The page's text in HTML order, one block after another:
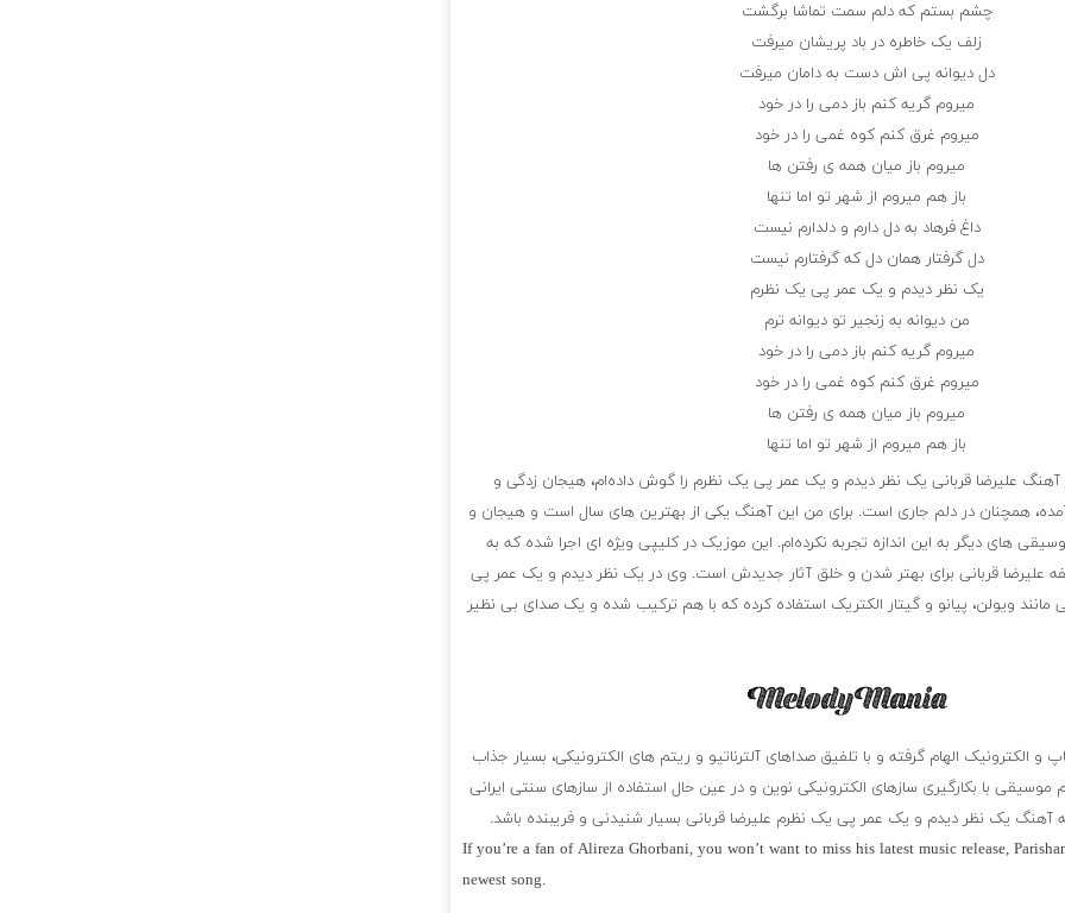
چشم بستم که دلم سمت تماشا برگشت
زلف یک خاطره در باد پریشان میرفت
دل دیوانه پی اش دست به دامان میرفت
میروم گریه کنم باز دمی را در خود
میروم غرق کنم کوه غمی را در خود
میروم باز میان همه ی رفتن ها
باز هم میروم از شهر تو اما تنها
داغ فرهاد به دل دارم و دلدارم نیست
دل گرفتار همان دل که گرفتارم نیست
یک نظر دیدم و یک عمر پی یک نظرم
من دیوانه به زنجیر تو دیوانه ترم
میروم گریه کنم باز دمی را در خود
میروم غرق کنم کوه غمی را در خود
میروم باز میان همه ی رفتن ها
باز هم میروم از شهر تو اما تنها
آهنگ علیرضا قربانی یک نظر دیدم و یک عمر پی یک نظرم را گوش داده‌ام، هیجان‌ زدگی و
همچنان در دلم جاری است. برای من این آهنگ یکی از بهترین های سال است و هیجان و
های دیگر به این اندازه تجربه نکرده‌ام. این موزیک در کلیپی ویژه ای اجرا شده که به
علیرضا قربانی برای بهتر شدن و خلق آثار جدیدش است. وی در یک نظر دیدم و یک عمر پی
مانند ویولن، پیانو و گیتار الکتریک استفاده کرده که با هم ترکیب شده و یک صدای بی نظیر
الهام گرفته و با تلفیق صداهای آلترناتیو و ریتم های الکترونیکی، بسیار جذاب
با بکارگیری سازهای الکترونیکی نوین و در عین حال استفاده از سازهای سنتی ایرانی
یک نظر دیدم و یک عمر پی یک نظرم علیرضا قربانی بسیار شنیدنی و فریبنده باشد.
If you’re a fan of Alireza Ghorbani, you won’t want to miss his latest music release,
newest song.